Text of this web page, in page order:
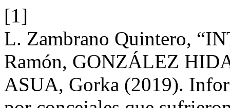
[1]
L. Zambrano Quintero,
Ramón, GONZÁLEZ
ASUA, Gorka (2019).